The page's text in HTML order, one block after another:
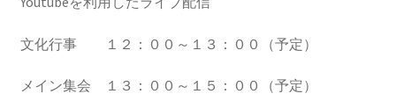
ギャラリー
文化行事 １２：００～１３：００（予定）
メイン集会 １３：００～１５：００（予定）